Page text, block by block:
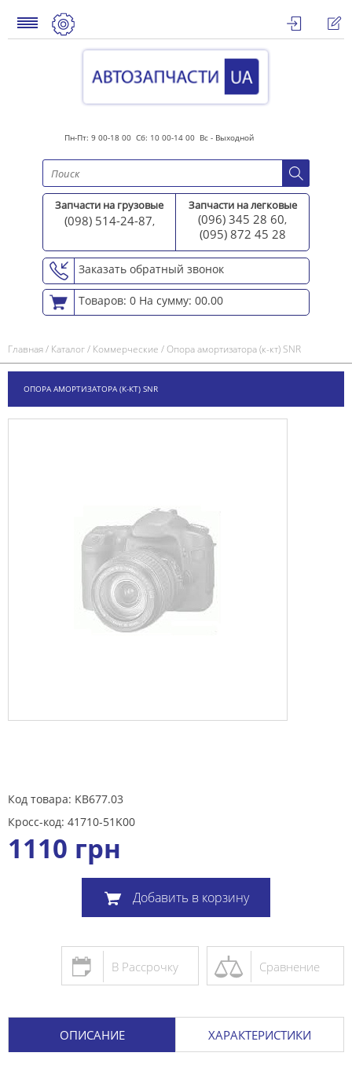
Пн-Пт: 9 00-18 00 Сб: 10 00-14 00 Вс - Выходной
Запчасти на грузовые
(098) 514-24-87,
Запчасти на легковые
(096) 345 28 60,
(095) 872 45 28
Заказать обратный звонок
Товаров: 0 На сумму: 00.00
Главная/ Каталог/ Коммерческие /Опора амортизатора (к-кт) SNR
ОПОРА АМОРТИЗАТОРА (К-КТ) SNR
Код товара: KB677.03
Кросс-код: 41710-51K00
1110 грн
Добавить в корзину
Сравнение
В Рассрочку
ОПИСАНИЕ ХАРАКТЕРИСТИКИ